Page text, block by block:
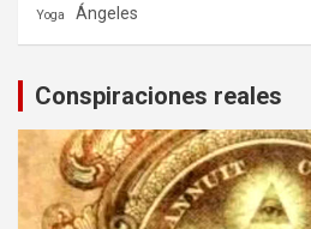
Yoga Ángeles
Conspiraciones reales